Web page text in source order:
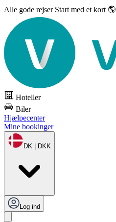
Alle gode rejser Start med et kort 🌎
Hoteller
Biler
Hjælpecenter
Mine bookinger
DK | DKK
Log ind